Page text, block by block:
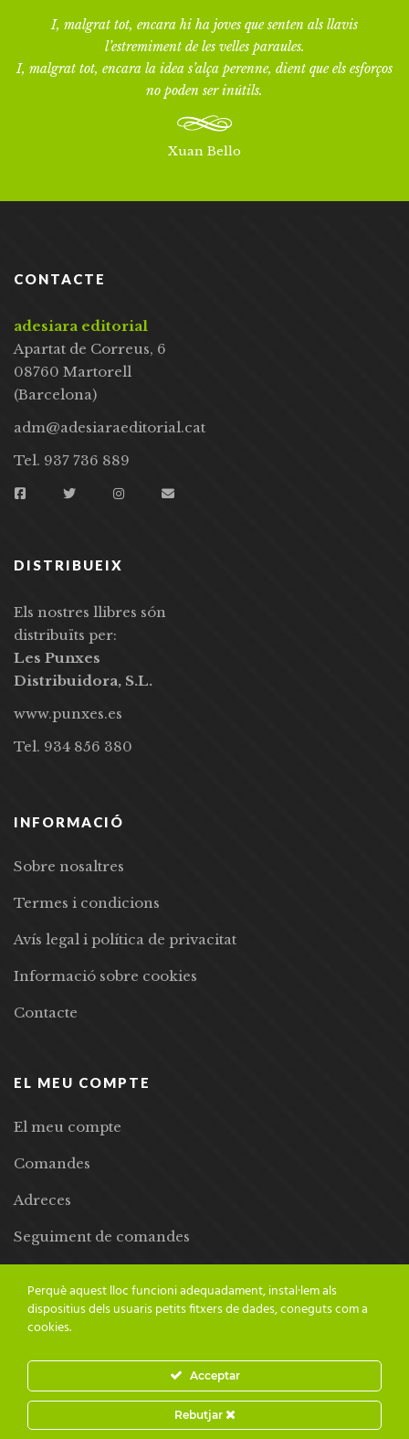
I, malgrat tot, encara hi ha joves que senten als llavis
l’estremiment de les velles paraules.
I, malgrat tot, encara la idea s’alça perenne, dient que els esforços
no poden ser inútils.
Xuan Bello
CONTACTE
adesiara editorial
Apartat de Correus, 6
08760 Martorell
(Barcelona)
adm@adesiaraeditorial.cat
Tel. 937 736 889
DISTRIBUEIX
Els nostres llibres són
distribuïts per:
Les Punxes
Distribuidora, S.L.
www.punxes.es
Tel. 934 856 380
INFORMACIÓ
Sobre nosaltres
Termes i condicions
Avís legal i política de privacitat
Informació sobre cookies
Contacte
EL MEU COMPTE
El meu compte
Comandes
Adreces
Seguiment de comandes
© 2024 Adesiara Editorial | Tots els drets reservats | Preus amb
IVA inclòs |Grademorphic
Perquè aquest lloc funcioni adequadament, instal·lem als
dispositius dels usuaris petits fitxers de dades, coneguts com a
cookies.
Acceptar
Rebutjar